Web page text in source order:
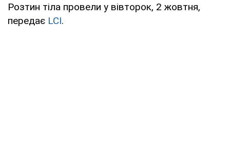
Розтин тіла провели у вівторок, 2 жовтня,
передає LCI.